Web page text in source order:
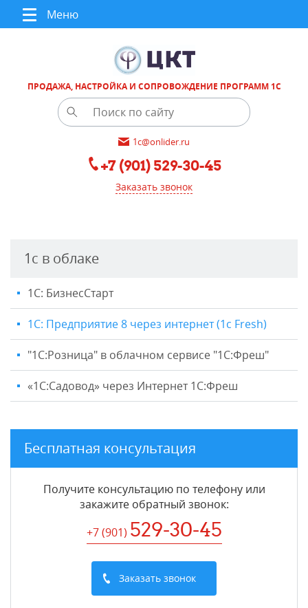
Меню
ПРОДАЖА, НАСТРОЙКА И СОПРОВОЖДЕНИЕ ПРОГРАММ 1С
1c@onlider.ru
+7 (901) 529-30-45
Заказать звонок
1с в облаке
1С: БизнесСтарт
1С: Предприятие 8 через интернет (1c Fresh)
"1C:Розница" в облачном сервисе "1С:Фреш"
«1С:Садовод» через Интернет 1С:Фреш
Бесплатная консультация
Получите консультацию по телефону или
закажите обратный звонок:
+7 (901) 529-30-45
Заказать звонок